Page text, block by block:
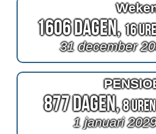
1606 Dagen,16
31 december
877 Dagen,8
1 januari